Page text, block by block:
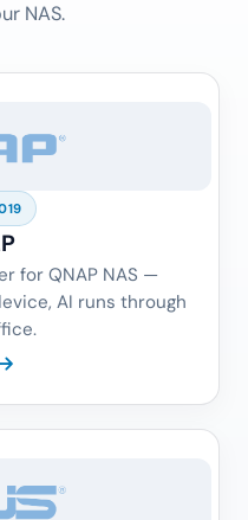
NAS.
for QNAP NAS —
AI runs through